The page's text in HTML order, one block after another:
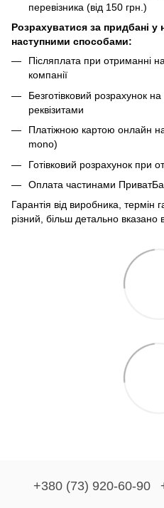
перевізника (від 150 грн.)
Розрахуватися за придбані
наступними способами:
Післяплата при отриманні
компанії
Безготівковий розрахунок
реквізитами
Платіжною картою онлайн
mono)
Готівковий розрахунок при
Оплата частинами
Гарантія від виробника, термін
різний, більш детально вказано
+380 (73) 920-60-90